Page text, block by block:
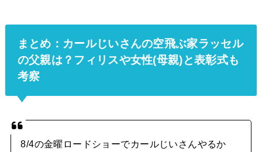
まとめ：カールじいさんの空飛ぶ家ラッセル
の父親は？フィリスや女性(母親)と表彰式も
考察
8/4の金曜ロードショーでカールじいさんやるか